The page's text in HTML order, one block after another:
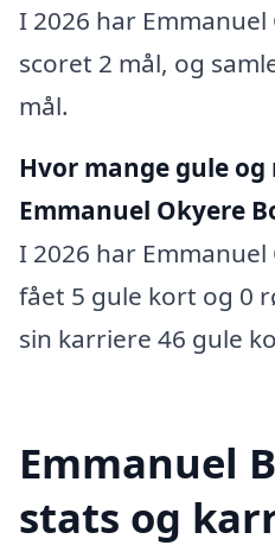
I 2026 har
scoret 2 mål, og
mål.
Hvor mange gule
Emmanuel Okyere
I 2026 har
fået 5 gule kort og 0
sin karriere 46 gule
Emmanuel
stats og